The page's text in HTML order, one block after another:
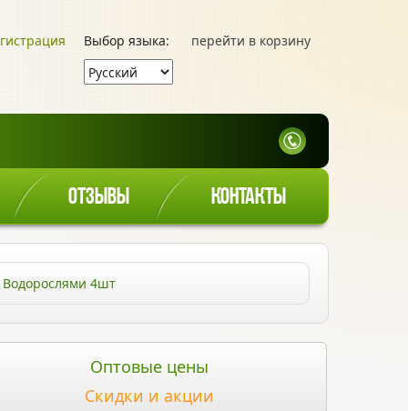
перейти в корзину
Выбор языка:
ОТЗЫВЫ КОНТАКТЫ
4шт
Оптовые цены
Скидки и акции